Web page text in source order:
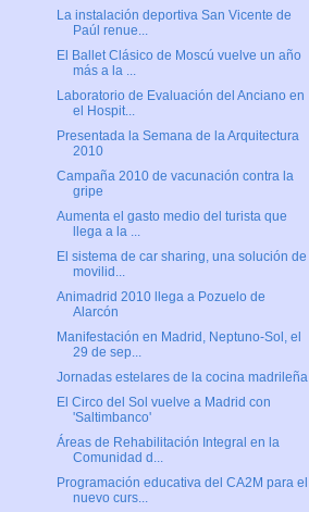
La instalación deportiva San Vicente de
Paúl renue...
El Ballet Clásico de Moscú vuelve un año
más a la ...
Laboratorio de Evaluación del Anciano en
el Hospit...
Presentada la Semana de la Arquitectura
2010
Campaña 2010 de vacunación contra la
gripe
Aumenta el gasto medio del turista que
llega a la ...
El sistema de car sharing, una solución de
movilid...
Animadrid 2010 llega a Pozuelo de
Alarcón
Manifestación en Madrid, Neptuno-Sol, el
29 de sep...
Jornadas estelares de la cocina madrileña
El Circo del Sol vuelve a Madrid con
'Saltimbanco'
Áreas de Rehabilitación Integral en la
Comunidad d...
Programación educativa del CA2M para el
nuevo curs...